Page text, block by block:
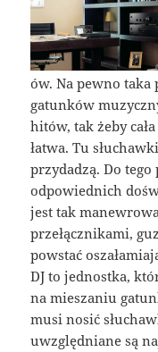
ów. Na pewno taka
gatunków
hitów, tak żeby
łatwa. Tu
przydadzą. Do
odpowiednich
jest tak
przełącznikami,
powstać
DJ to jednostka,
na mieszaniu
musi nosić
uwzględniane są